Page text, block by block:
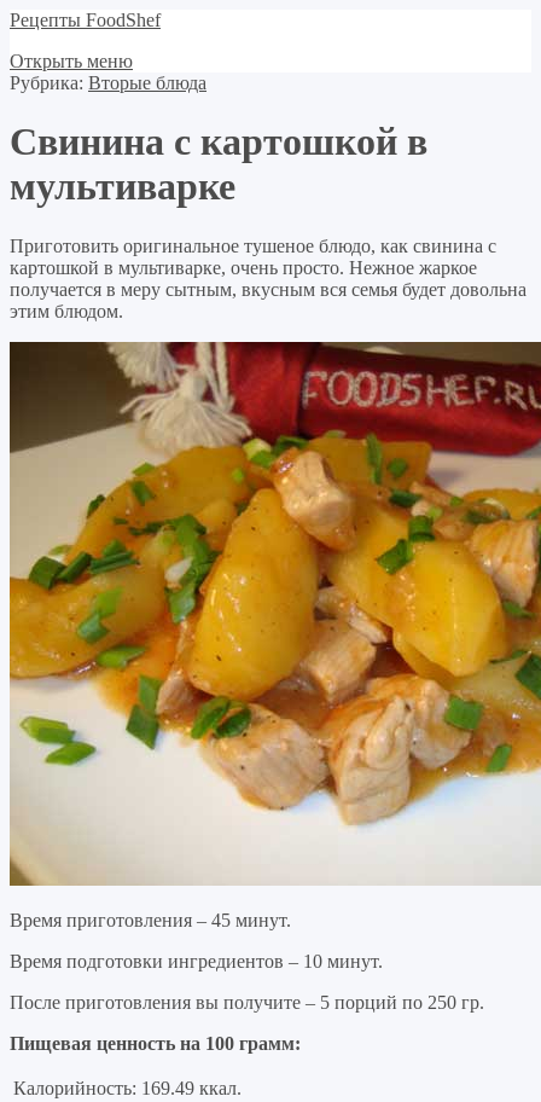
Рецепты FoodShef
Открыть меню
Рубрика: Вторые блюда
Свинина с картошкой в
мультиварке
Приготовить оригинальное тушеное блюдо, как свинина с
картошкой в мультиварке, очень просто. Нежное жаркое
получается в меру сытным, вкусным вся семья будет довольна
этим блюдом.
Время приготовления – 45 минут.
Время подготовки ингредиентов – 10 минут.
После приготовления вы получите – 5 порций по 250 гр.
Пищевая ценность на 100 грамм:
Калорийность: 169.49 ккал.